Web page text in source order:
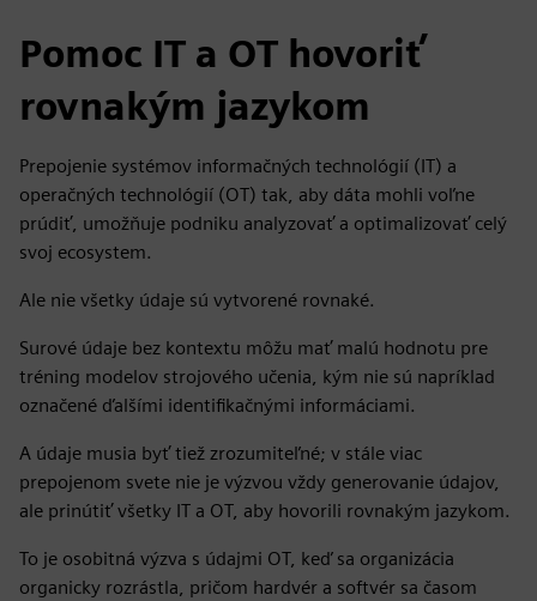
Pomoc IT a OT hovoriť
rovnakým jazykom
Prepojenie systémov informačných technológií (IT) a
operačných technológií (OT) tak, aby dáta mohli voľne
prúdiť, umožňuje podniku analyzovať a optimalizovať celý
svoj ecosystem.
Ale nie všetky údaje sú vytvorené rovnaké.
Surové údaje bez kontextu môžu mať malú hodnotu pre
tréning modelov strojového učenia, kým nie sú napríklad
označené ďalšími identifikačnými informáciami.
A údaje musia byť tiež zrozumiteľné; v stále viac
prepojenom svete nie je výzvou vždy generovanie údajov,
ale prinútiť všetky IT a OT, aby hovorili rovnakým jazykom.
To je osobitná výzva s údajmi OT, keď sa organizácia
organicky rozrástla, pričom hardvér a softvér sa časom